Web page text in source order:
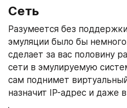
Сеть
Разумеется без
эмуляции было бы
сделает за вас половину
сети в эмулируемую
сам поднимет
назначит IP-адрес и даже